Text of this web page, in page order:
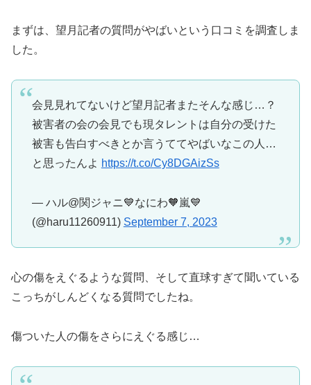
まずは、望月記者の質問がやばいという口コミを調査しま
した。
会見見れてないけど望月記者またそんな感じ…？
被害者の会の会見でも現タレントは自分の受けた
被害も告白すべきとか言うててやばいなこの人…
と思ったんよ https://t.co/Cy8DGAizSs
— ハル@関ジャニ💙なにわ🧡嵐💙
(@haru11260911) September 7, 2023
心の傷をえぐるような質問、そして直球すぎて聞いている
こっちがしんどくなる質問でしたね。
傷ついた人の傷をさらにえぐる感じ…